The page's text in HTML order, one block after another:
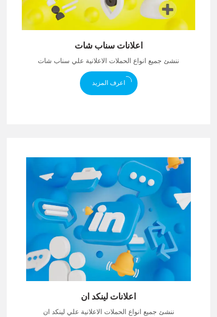
اعلانات سناب شات
ننشئ جميع انواع الحملات الاعلانية علي سناب شات
اعرف المزيد
اعلانات لينكد ان
ننشئ جميع انواع الحملات الاعلانية علي لينكد ان